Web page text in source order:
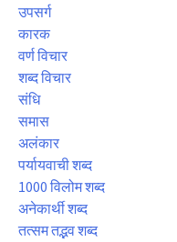
उपसर्ग
कारक
वर्ण विचार
शब्द विचार
संधि
समास
अलंकार
पर्यायवाची शब्द
1000 विलोम शब्द
अनेकार्थी शब्द
तत्सम तद्भव शब्द